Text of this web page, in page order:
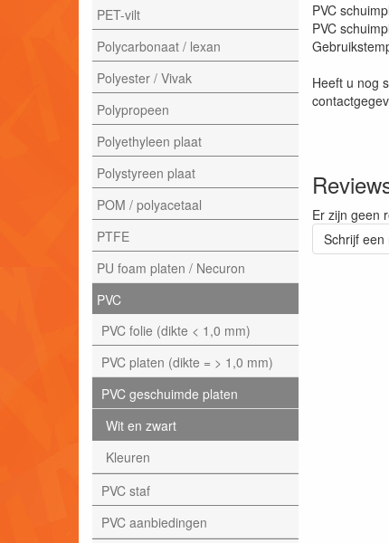
PET-vilt
Polycarbonaat / lexan
Polyester / Vivak
Polypropeen
Polyethyleen plaat
Polystyreen plaat
POM / polyacetaal
PTFE
PU foam platen / Necuron
PVC
PVC folie (dikte < 1,0 mm)
PVC platen (dikte = > 1,0 mm)
PVC geschuimde platen
Wit en zwart
Kleuren
PVC staf
PVC aanbiedingen
PVC
PVC
Heeft u nog
Er zijn geen
Schrijf een